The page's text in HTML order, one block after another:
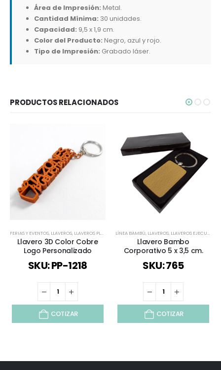
Área de Impresión: Metal.
Cantidad Mínima: 30 unidades.
Capacidad: 9,5 x 1,9 cm.
Color del Producto: Negro, azul y rojo.
Tipo de Impresión: Grabado láser.
PRODUCTOS RELACIONADOS
FERIAS Y EVENTOS, LLAVEROS, LLAVEROS PLÁSTICOS ,PERSONALIZADO 3D,REGALOS COBRIZADOS
Llavero 3D Color Cobre
Logo Personalizado
SKU: PP-1218
COTIZAR
LÍNEA BAMBÚ, LLAVEROS, LLAVEROS EJECUTIVOS
Llavero Bambo
Corporativo 5 x 3,5 cm.
SKU: 765
COTIZAR